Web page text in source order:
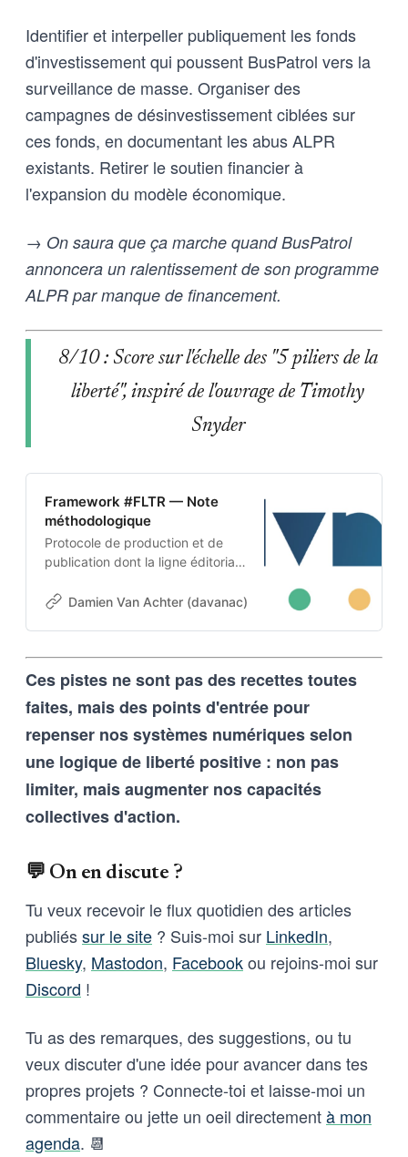
Identifier et interpeller publiquement les fonds
d'investissement qui poussent BusPatrol vers la
surveillance de masse. Organiser des
campagnes de désinvestissement ciblées sur
ces fonds, en documentant les abus ALPR
existants. Retirer le soutien financier à
l'expansion du modèle économique.
→ On saura que ça marche quand BusPatrol
annoncera un ralentissement de son programme
ALPR par manque de financement.
8/10 : Score sur l'échelle des "5 piliers de la
liberté", inspiré de l'ouvrage de Timothy
Snyder
Framework #FLTR — Note
méthodologique
Protocole de production et de
publication dont la ligne éditoriale
projet. Cette architecture auto-
techniques, imposées tant aux
outils d’intelligence artificielle
et vice-versa
Damien Van Achter (davanac) Damien Van Achter
Ces pistes ne sont pas des recettes toutes
faites, mais des points d'entrée pour
repenser nos systèmes numériques selon
une logique de liberté positive : non pas
limiter, mais augmenter nos capacités
collectives d'action.
💬 On en discute ?
Tu veux recevoir le flux quotidien des articles
publiéssur le site ? Suis-moi sur LinkedIn,
Bluesky, Mastodon, Facebookou rejoins-moi sur
Discord !
Tu as des remarques, des suggestions, ou tu
veux discuter d'une idée pour avancer dans tes
propres projets ? Connecte-toi et laisse-moi un
commentaire ou jette un oeil directementà mon
agenda. 📆